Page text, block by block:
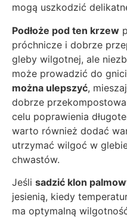
mogą uszkodzić
Podłoże pod ten krzew
próchnicze i dobrze
gleby wilgotnej, ale
może prowadzić do
można ulepszyć,
dobrze
celu poprawienia
warto również dodać
utrzymać wilgoć w
chwastów.
Jeśli sadzić klon
jesienią, kiedy
ma optymalną